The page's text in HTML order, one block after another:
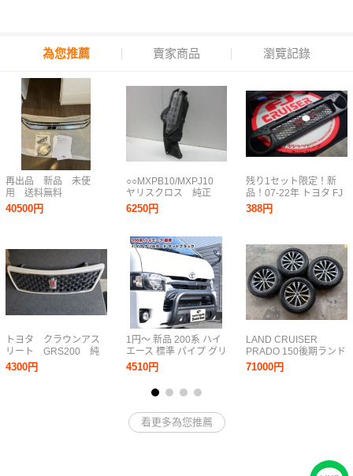
為您推薦 賣家商品 瀏覽記錄
再出品 新品 未使
用 送料無料
MODELLSTA 90 ヴォク
シー モデリスタ シグネ
ZWR90W/ZWR95W/MZRA90W/MZRA95W
40500円
トヨタ クラウンアス
リート GRS200 純
正 フロントグリル
4300円
○○MXPB10/MXPJ10
ヤリスクロス 純正
デイライト 右側
KOITO 52-328
6250円
1円～ 新品 200系 ハイ
エース 標準 パイプ グリ
ル ガード マット ブラ
ック スキッド プレート
付き U字型 ブッシュ バ
ー バンパー ガード
4510円
残り1セット限定！新
品！07-22年 トヨタ FJ
クルーザー対応 TRDル
ック フロントグリル ア
ライン
388円
LAND CRUISER
PRADO 150後期ランド
クルーザープラド純正
ホイールセット19イン
71000円
看更多為您推薦